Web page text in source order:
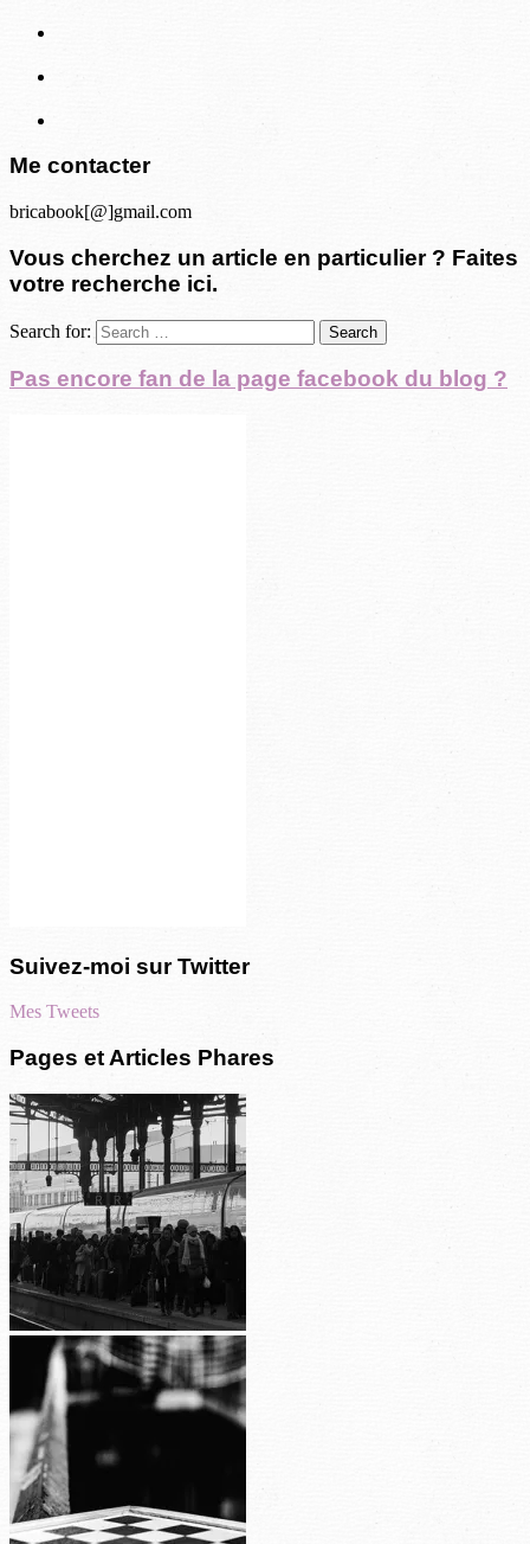
Me contacter
bricabook[@]gmail.com
Vous cherchez un article en particulier ? Faites
votre recherche ici.
Search for:
Pas encore fan de la page facebook du blog ?
Suivez-moi sur Twitter
Mes Tweets
Pages et Articles Phares